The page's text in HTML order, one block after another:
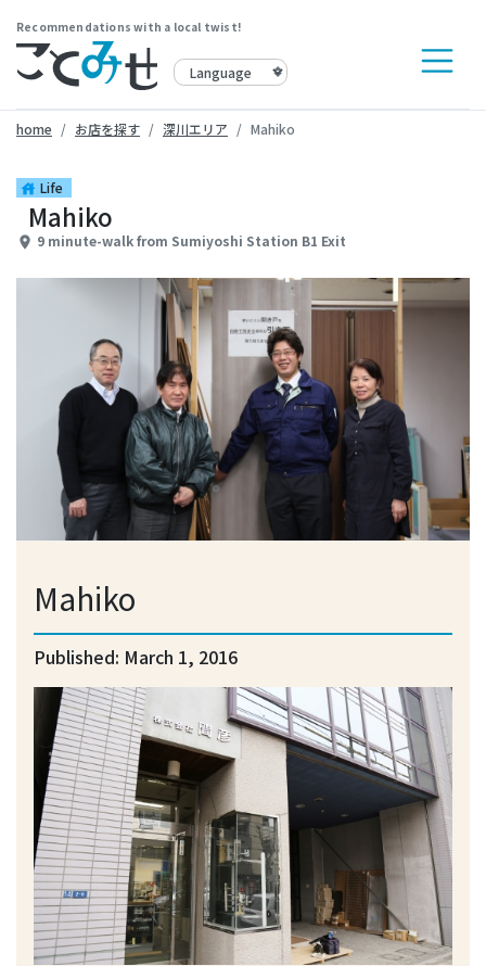
Recommendations with a local twist!
home お店を探す 深川エリア Mahiko
house Life
Mahiko
place 9 minute-walk from Sumiyoshi Station B1 Exit
Mahiko
Published: March 1, 2016